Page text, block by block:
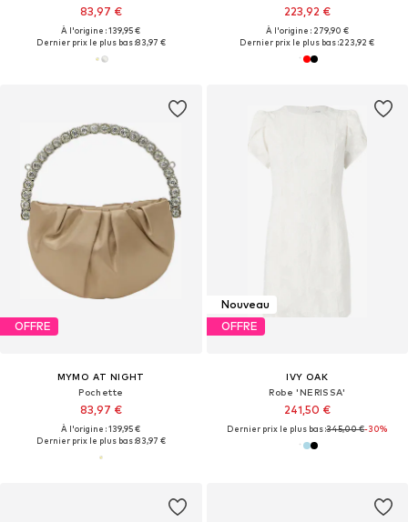
83,97 €
À l'origine : 139,95 €
Dernier prix le plus bas :83,97 €
223,92 €
À l'origine : 279,90 €
Dernier prix le plus bas :223,92 €
OFFRE
MYMO AT NIGHT
Pochette
83,97 €
À l'origine : 139,95 €
Dernier prix le plus bas :83,97 €
Nouveau
OFFRE
IVY OAK
Robe 'NERISSA'
241,50 €
Dernier prix le plus bas :345,00 €-30%